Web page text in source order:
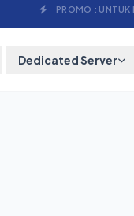
PROMO : UNTUK
Dedicated Server